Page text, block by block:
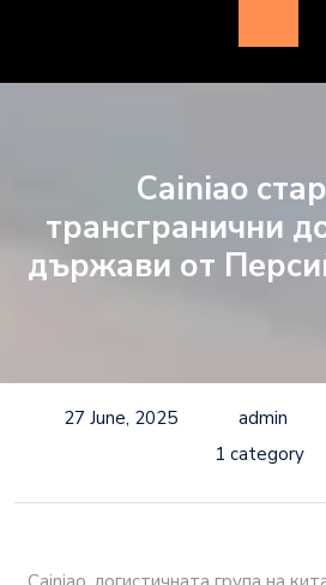
Cainiao
трансгранични
държави от
27 June, 2025 admin
1 category